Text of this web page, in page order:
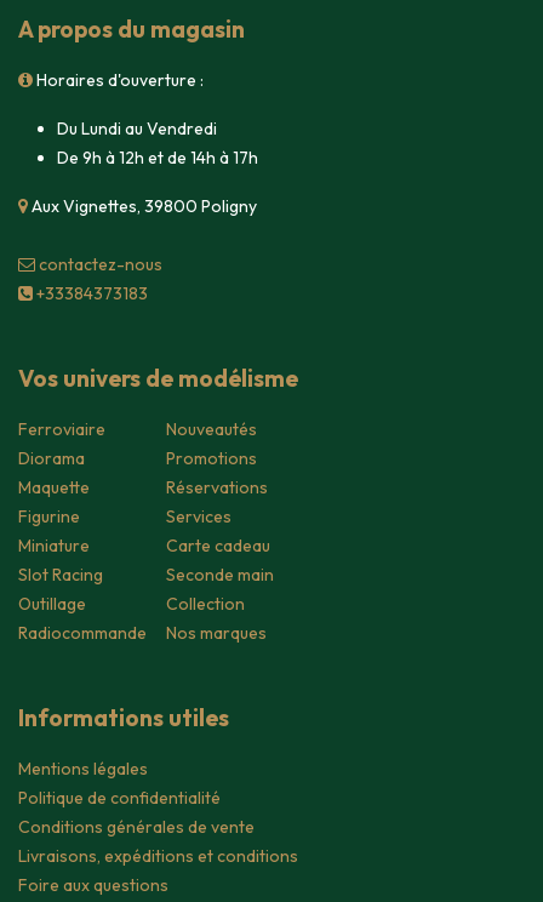
A propos du magasin
Horaires d'ouverture :
Du Lundi au Vendredi
De 9h à 12h et de 14h à 17h
Aux Vignettes, 39800 Poligny
contacte​z-nous
+33384373183
Vos univers de modélisme
Ferroviaire
Diorama
Maquette
Figurine
Miniature
Slot Racing
Outillage
Radiocommande
Nouveautés
Promotions
Réservations
Services
Carte cadeau
Seconde main
Collection
Nos marques
Informations utiles
Mentions légales
Politique de confidentialité
Conditions générales de vente
Livraisons, expéditions et conditions
Foire aux questions